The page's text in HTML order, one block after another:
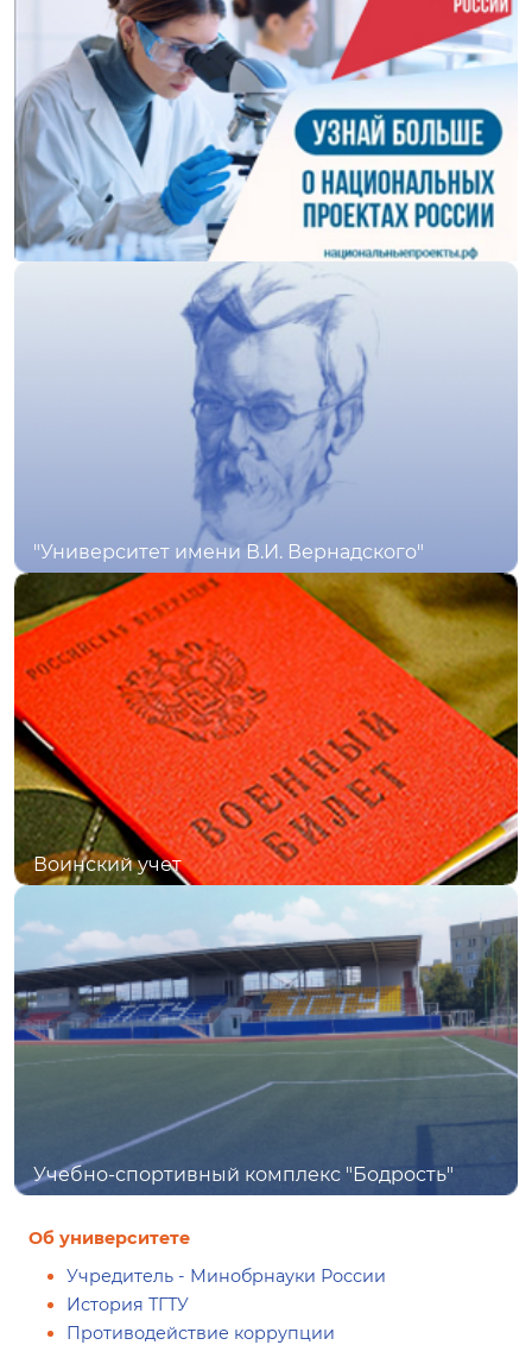
"Университет имени В.И. Вернадского"
Воинский учет
Учебно-спортивный комплекс "Бодрость"
Об университете
Учредитель - Минобрнауки России
История ТГТУ
Противодействие коррупции